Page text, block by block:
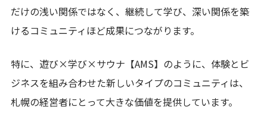
だけの浅い関係ではなく、継続して学び、深い関係を築
けるコミュニティほど成果につながります。
特に、遊び×学び×サウナ【AMS】のように、体験とビ
ジネスを組み合わせた新しいタイプのコミュニティは、
札幌の経営者にとって大きな価値を提供しています。